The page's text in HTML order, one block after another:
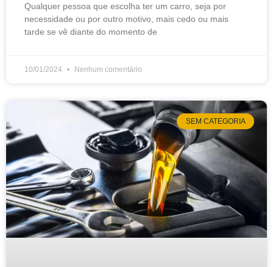
Qualquer pessoa que escolha ter um carro, seja por
necessidade ou por outro motivo, mais cedo ou mais
tarde se vê diante do momento de
10/01/2024 Nenhum comentário
SEM CATEGORIA